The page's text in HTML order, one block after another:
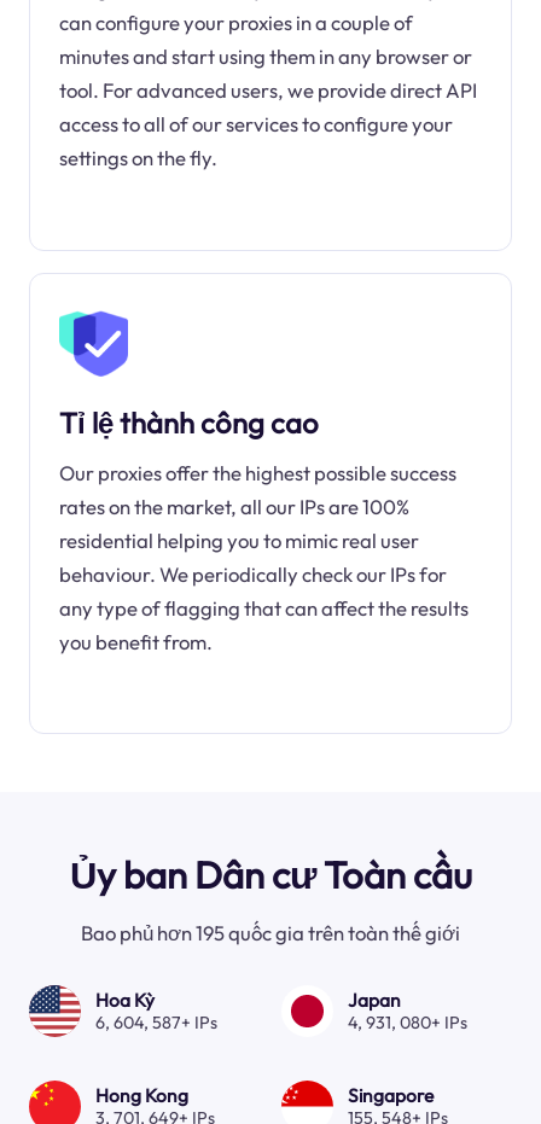
can configure your proxies in a couple of
minutes and start using them in any browser or
tool. For advanced users, we provide direct API
access to all of our services to configure your
settings on the fly.
Tỉ lệ thành công cao
Our proxies offer the highest possible success
rates on the market, all our IPs are 100%
residential helping you to mimic real user
behaviour. We periodically check our IPs for
any type of flagging that can affect the results
you benefit from.
Ủy ban Dân cư Toàn cầu
Bao phủ hơn 195 quốc gia trên toàn thế giới
Hoa Kỳ
6, 604, 587+ IPs
Japan
4, 931, 080+ IPs
Hong Kong
3, 701, 649+ IPs
Singapore
155, 548+ IPs